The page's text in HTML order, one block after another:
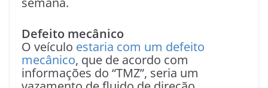
Defeito mecânico
O veículo estaria com um defeito
mecânico, que de acordo com
informações do “TMZ”, seria um